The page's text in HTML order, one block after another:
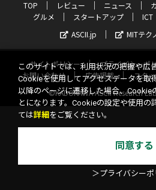
TOP レビュー ニュース
グルメ
スタートアップ ICT
ASCII.jp
MITテク
サイトポリシー プライバシーポ
お問い合わせ
広告掲載 スタ
©KADOKAWA ASCII Research
このサイトでは、利用状況の把握や広
Cookieを使用してアクセスデータを取
以降のページに遷移した場合、Cookie
とになります。Cookieの設定や使用の
ては詳細 をご覧ください。
同意する
＞プライバシーポ